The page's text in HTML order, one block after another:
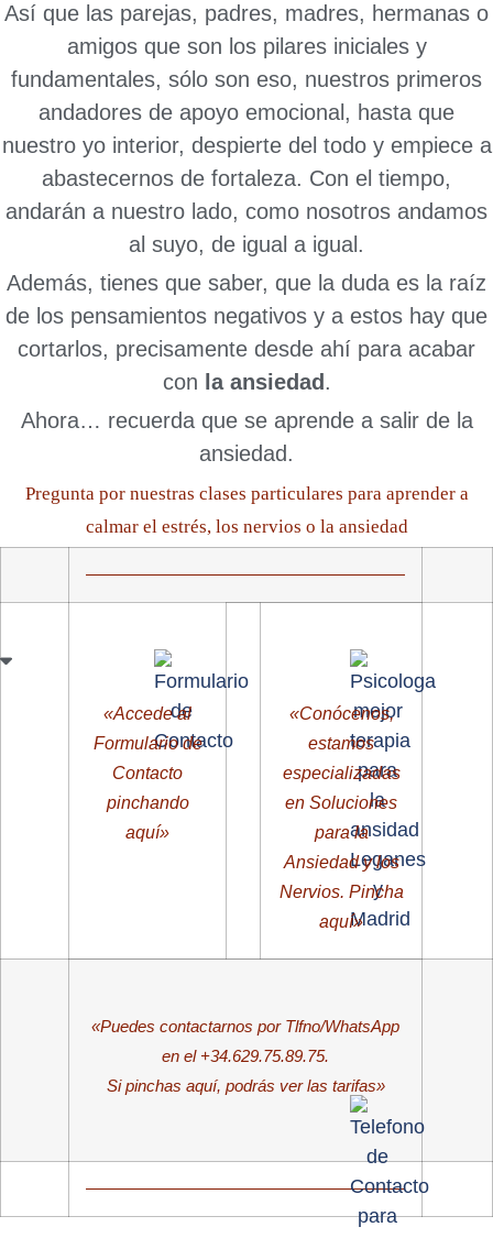
Así que las parejas, padres, madres, hermanas o
amigos que son los pilares iniciales y
fundamentales, sólo son eso, nuestros primeros
andadores de apoyo emocional, hasta que
nuestro yo interior, despierte del todo y empiece a
abastecernos de fortaleza. Con el tiempo,
andarán a nuestro lado, como nosotros andamos
al suyo, de igual a igual.
Además, tienes que saber, que la duda es la raíz
de los pensamientos negativos y a estos hay que
cortarlos, precisamente desde ahí para acabar
con la ansiedad .
Ahora… recuerda que se aprende a salir de la
ansiedad.
Pregunta por nuestras clases particulares para aprender a
calmar el estrés, los nervios o la ansiedad
«Accede al
Formulario de
Contacto
pinchando
aquí»
«Conócenos,
estamos
especializadas
en Soluciones
para la
Ansiedad y los
Nervios. Pincha
aquí»
«Puedes contactarnos por Tlfno/WhatsApp
en el +34.629.75.89.75.
Si pinchas aquí, podrás ver las tarifas»